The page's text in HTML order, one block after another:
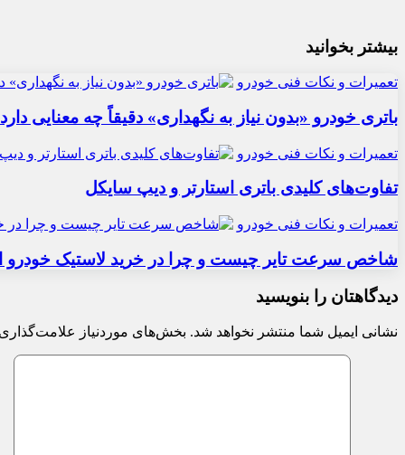
بیشتر بخوانید
تعمیرات و نکات فنی خودرو
باتری خودرو «بدون نیاز به نگهداری» دقیقاً چه معنایی
تعمیرات و نکات فنی خودرو
تفاوت‌های کلیدی باتری استارتر و دیپ سایکل
تعمیرات و نکات فنی خودرو
شاخص سرعت تایر چیست و چرا در خرید لاستیک خودرو
دیدگاهتان را بنویسید
نشانی ایمیل شما منتشر نخواهد شد. بخش‌های موردنیاز